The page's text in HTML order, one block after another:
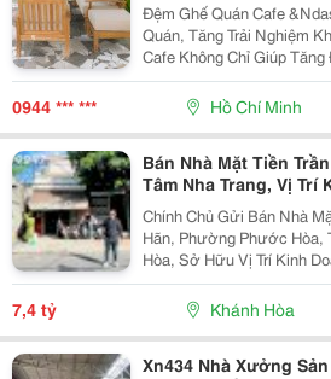
Đệm Ghế Quán Cafe
Quán, Tăng Trải Nghiệm Khách Hàng
Cafe Không Chỉ Giúp
Góp Phần Tạo Điểm Nhấn
Nghiệm Khách Hàng Và
Chuyên...
0944 *** *** Hồ Chí Minh
Bán Nhà Mặt Tiền
Tâm Nha Trang, Vị Trí
Tỷ
Chính Chủ Gửi Bán Nhà
Hãn, Phường Phước Hòa,
Hòa, Sở Hữu Vị Trí Kinh
Cửa Hàng, Văn Phòng,
7,4 tỷ Khánh Hòa
Xn434 Nhà Xưởng